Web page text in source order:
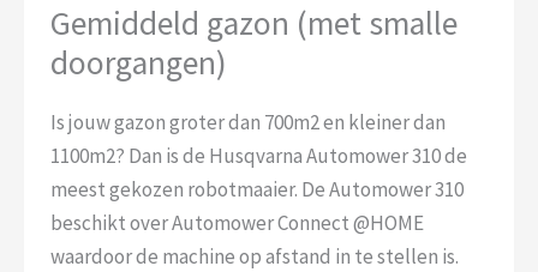
Gemiddeld gazon (met smalle
doorgangen)
Is jouw gazon groter dan 700m2 en kleiner dan
1100m2? Dan is de Husqvarna Automower 310 de
meest gekozen robotmaaier. De Automower 310
beschikt over Automower Connect @HOME
waardoor de machine op afstand in te stellen is.